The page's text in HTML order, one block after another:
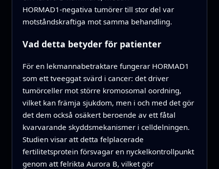
HORMAD1‑negativa tumörer till stor del var
motståndskraftiga mot samma behandling.
Vad detta betyder för patienter
För en lekmannabetraktare fungerar HORMAD1
som ett tveeggat svärd i cancer: det driver
tumörceller mot större kromosomal oordning,
vilket kan främja sjukdom, men i och med det gör
det dem också osäkert beroende av ett fåtal
kvarvarande skyddsmekanismer i celldelningen.
Studien visar att detta felplacerade
fertilitetsprotein försvagar en nyckelkontrollpunkt
genom att felrikta Aurora B, vilket gör